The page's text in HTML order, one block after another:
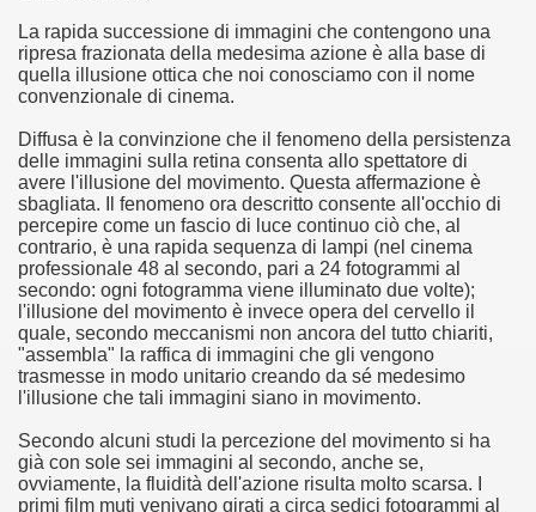
La rapida successione di immagini che contengono una
ripresa frazionata della medesima azione è alla base di
quella illusione ottica che noi conosciamo con il nome
convenzionale di cinema.
Diffusa è la convinzione che il fenomeno della persistenza
delle immagini sulla retina consenta allo spettatore di
avere l'illusione del movimento. Questa affermazione è
sbagliata. Il fenomeno ora descritto consente all'occhio di
percepire come un fascio di luce continuo ciò che, al
contrario, è una rapida sequenza di lampi (nel cinema
professionale 48 al secondo, pari a 24 fotogrammi al
secondo: ogni fotogramma viene illuminato due volte);
l'illusione del movimento è invece opera del cervello il
quale, secondo meccanismi non ancora del tutto chiariti,
"assembla" la raffica di immagini che gli vengono
trasmesse in modo unitario creando da sé medesimo
l'illusione che tali immagini siano in movimento.
Secondo alcuni studi la percezione del movimento si ha
già con sole sei immagini al secondo, anche se,
ovviamente, la fluidità dell'azione risulta molto scarsa. I
primi film muti venivano girati a circa sedici fotogrammi al
edizione del Premio Strega.
non piu esordiente, bensi ampiamente radicato nel
l'esordio enigmatico e avvincente di Marcello
Se Ti Piacciono nel mese di Aprile 2013.
di quella che dovrebbe essere la quadrilogia di Carlos
lingue, le sue opere hanno conquistato milioni di
di vendite, Il cacciatore di aquiloni.
di Jeffery Deaver dedicato al criminologo tetraplegico